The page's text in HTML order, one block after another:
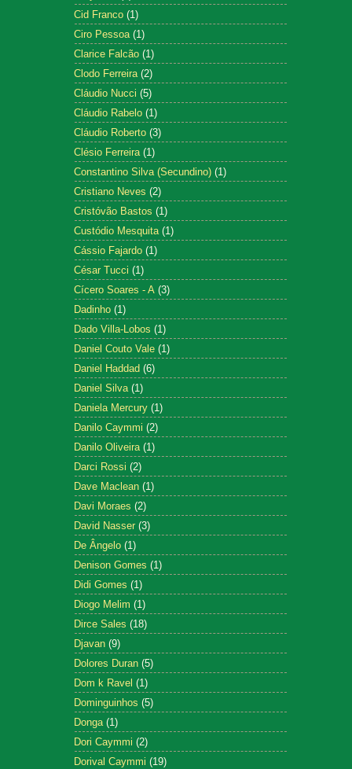
Cid Franco (1)
Ciro Pessoa (1)
Clarice Falcão (1)
Clodo Ferreira (2)
Cláudio Nucci (5)
Cláudio Rabelo (1)
Cláudio Roberto (3)
Clésio Ferreira (1)
Constantino Silva (Secundino) (1)
Cristiano Neves (2)
Cristóvão Bastos (1)
Custódio Mesquita (1)
Cássio Fajardo (1)
César Tucci (1)
Cícero Soares - A (3)
Dadinho (1)
Dado Villa-Lobos (1)
Daniel Couto Vale (1)
Daniel Haddad (6)
Daniel Silva (1)
Daniela Mercury (1)
Danilo Caymmi (2)
Danilo Oliveira (1)
Darci Rossi (2)
Dave Maclean (1)
Davi Moraes (2)
David Nasser (3)
De Ângelo (1)
Denison Gomes (1)
Didi Gomes (1)
Diogo Melim (1)
Dirce Sales (18)
Djavan (9)
Dolores Duran (5)
Dom k Ravel (1)
Dominguinhos (5)
Donga (1)
Dori Caymmi (2)
Dorival Caymmi (19)